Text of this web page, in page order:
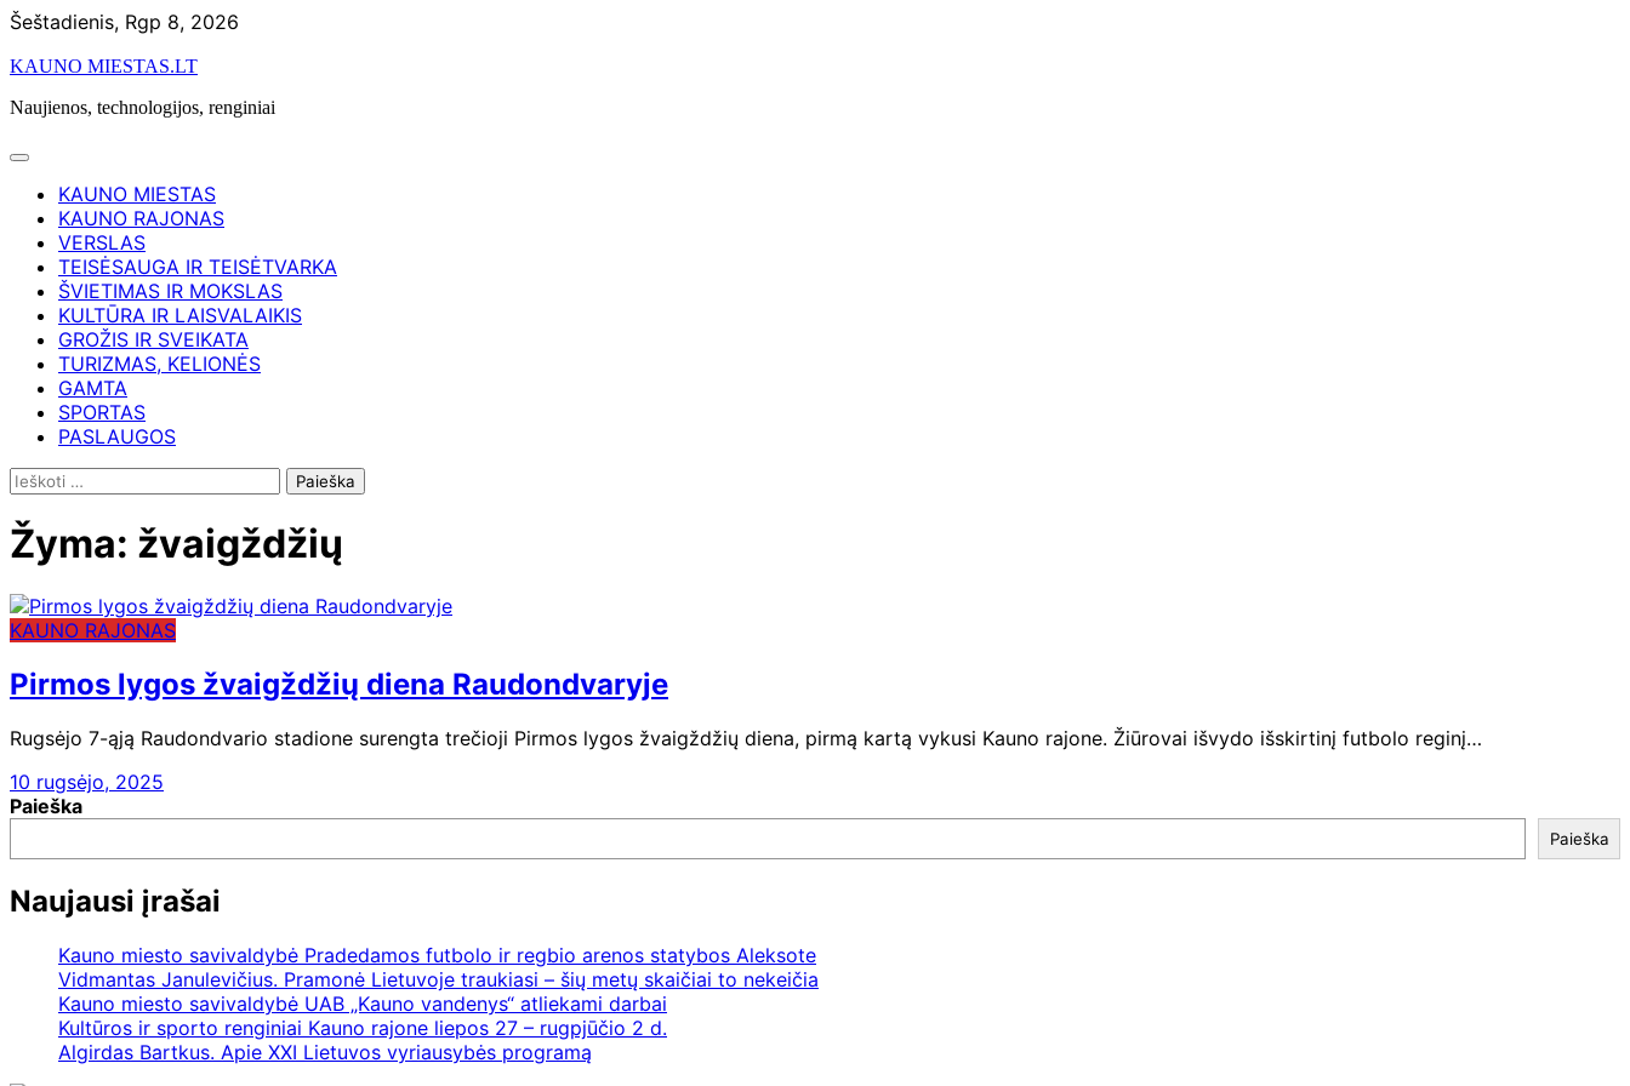
Skip
content
Šeštadienis, Rgp 8, 2026
KAUNO MIESTAS.LT
Naujienos, technologijos, renginiai
KAUNO MIESTAS
KAUNO RAJONAS
VERSLAS
TEISĖSAUGA IR TEISĖTVARKA
ŠVIETIMAS IR MOKSLAS
KULTŪRA IR LAISVALAIKIS
GROŽIS IR SVEIKATA
TURIZMAS, KELIONĖS
GAMTA
SPORTAS
PASLAUGOS
Ieškoti:
Žyma: žvaigždžių
KAUNO RAJONAS
Pirmos lygos žvaigždžių diena Raudondvaryje
Rugsėjo 7-ąją Raudondvario stadione surengta trečioji Pirmos lygos žvaigždžių diena, pirmą kartą vykusi Kauno rajone. Žiūrovai išvydo išskirtinį futbolo reginį…
10 rugsėjo, 2025
Paieška
Paieška
Naujausi įrašai
Kauno miesto savivaldybė Pradedamos futbolo ir regbio arenos statybos Aleksote
Vidmantas Janulevičius. Pramonė Lietuvoje traukiasi – šių metų skaičiai to nekeičia
Kauno miesto savivaldybė UAB „Kauno vandenys“ atliekami darbai
Kultūros ir sporto renginiai Kauno rajone liepos 27 – rugpjūčio 2 d.
Algirdas Bartkus. Apie XXI Lietuvos vyriausybės programą